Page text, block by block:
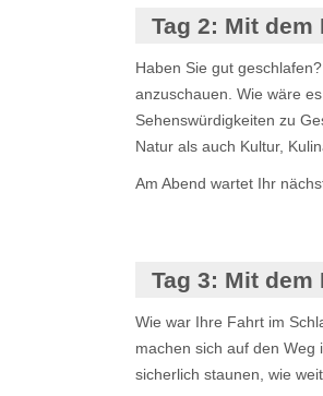
Tag 2: Mit dem
Haben Sie gut
anzuschauen. Wie wäre
Sehenswürdigkeiten zu
Natur als auch Kultur,
Am Abend wartet Ihr
Tag 3: Mit dem
Wie war Ihre Fahrt im
machen sich auf den
sicherlich staunen, wie